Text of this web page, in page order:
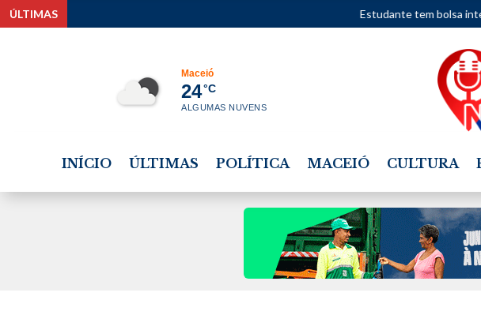
ÚLTIMAS Estudante tem bolsa integral do Prouni
Maceió
24°C
ALGUMAS NUVENS
INÍCIO ÚLTIMAS POLÍTICA MACEIÓ CULTURA